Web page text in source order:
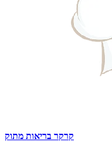
קרקר בריאות מתוק